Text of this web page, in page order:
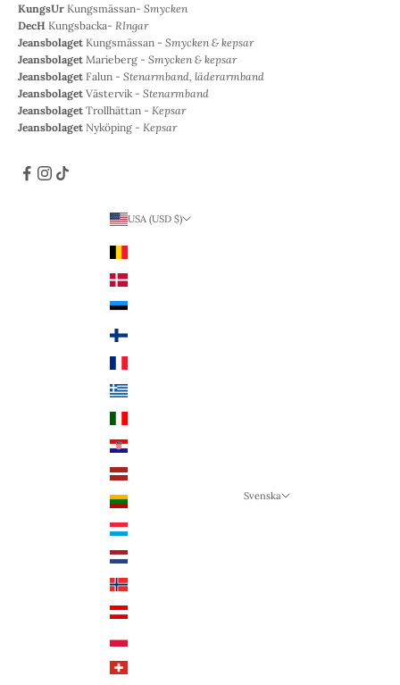
KungsUr Kungsmässan- Smycken
DecH Kungsbacka- RIngar
Jeansbolaget Kungsmässan - Smycken & kepsar
Jeansbolaget Marieberg - Smycken & kepsar
Jeansbolaget Falun - Stenarmband, läderarmband
Jeansbolaget Västervik - Stenarmband
Jeansbolaget Trollhättan - Kepsar
Jeansbolaget Nyköping - Kepsar
USA (USD $)
Svenska